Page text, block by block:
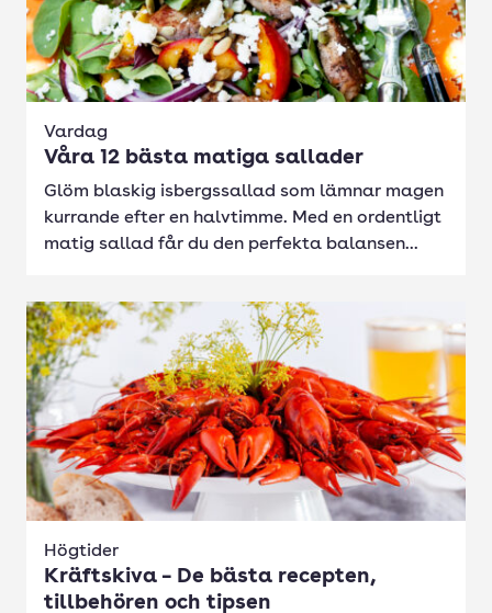
Vardag
Våra 12 bästa matiga sallader
Glöm blaskig isbergssallad som lämnar magen
kurrande efter en halvtimme. Med en ordentligt
matig sallad får du den perfekta balansen...
Högtider
Kräftskiva – De bästa recepten,
tillbehören och tipsen